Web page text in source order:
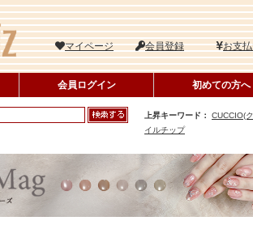
マイページ 会員登録 お支
会員ログイン 初めての方へ
上昇キーワード： CUCCIO(
イルチップ